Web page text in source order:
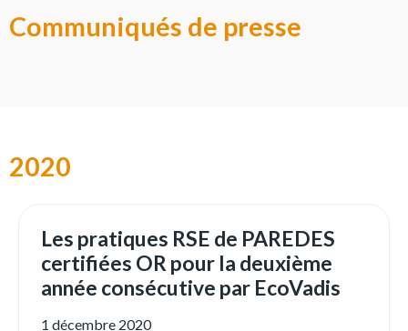
Communiqués de presse
2020
Les pratiques RSE de PAREDES
certifiées OR pour la deuxième
année consécutive par EcoVadis
1 décembre 2020